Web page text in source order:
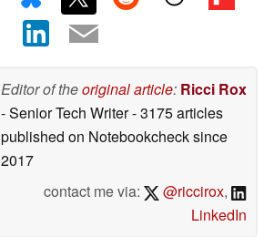
Editor of theoriginal article: Ricci Rox
- Senior Tech Writer- 3175 articles
published on Notebookchecksince
2017
contact me via:
@riccirox,
LinkedIn